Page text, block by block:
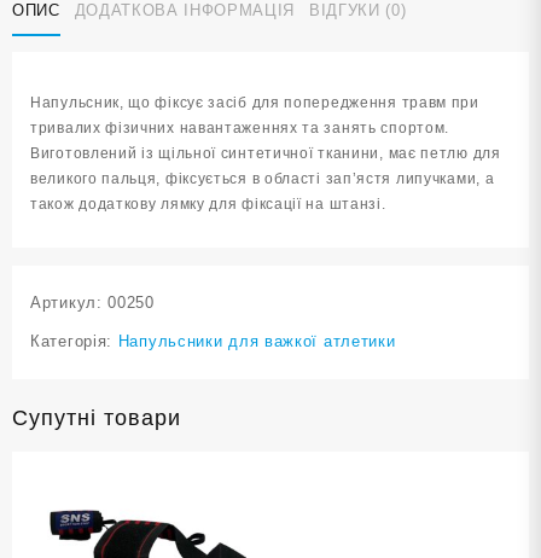
чорно-
блакитний
кількість
ОПИС ДОДАТКОВА ІНФОРМАЦІЯ ВІДГУКИ (0)
Напульсник, що фіксує засіб для попередження травм при
тривалих фізичних навантаженнях та занять спортом.
Виготовлений із щільної синтетичної тканини, має петлю для
великого пальця, фіксується в області зап’ястя липучками, а
також додаткову лямку для фіксації на штанзі.
Артикул:00250
Категорія: Напульсники для важкої атлетики
Супутні товари